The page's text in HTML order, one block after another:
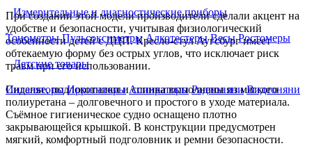
Измерительные и диагностические приборы
Тонометры Пульсоксиметры Алкотестеры Весы Ростомеры
Детские товары
Ингаляторы Ирригаторы Аспираторы Радионяни Видеоняни
При создании этой модели производители сделали акцент на
удобстве и безопасности, учитывая физиологический
особенности детей с ДЦП. Кресло-стул Аугсбург имеет
обтекаемую форму без острых углов, что исключает риск
травм при его использовании.
Сиденье, подлокотники и спинка выполнены из мягкого
полиуретана – долговечного и простого в уходе материала.
Съёмное гигиеническое судно оснащено плотно
закрывающейся крышкой. В конструкции предусмотрен
мягкий, комфортный подголовник и ремни безопасности.